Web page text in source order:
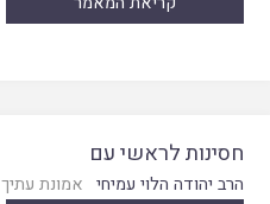
חסינות לראשי עם
הרב יהודה הלוי עמיחי אמונת עתיך 124